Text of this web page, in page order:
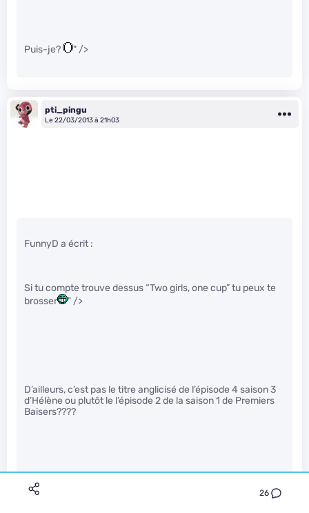
26
Puis-je? " />
pti_pingu
Le 22/03/2013 à 21h03
FunnyD a écrit :
Si tu compte trouve dessus “Two girls, one cup” tu peux te
brosser
" />
D’ailleurs, c’est pas le titre anglicisé de l’épisode 4 saison 3
d’Hélène ou plutôt le l’épisode 2 de la saison 1 de Premiers
Baisers????
bébés